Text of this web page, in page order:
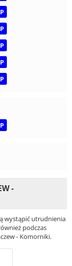
P
P
P
P
P
P
-
wystąpić utrudnienia
podczas
- Komorniki.